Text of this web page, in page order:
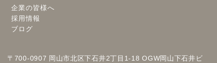
企業の皆様へ
採用情報
ブログ
〒700-0907 岡山市北区下石井2丁目1-18 OGW岡山下石井ビ